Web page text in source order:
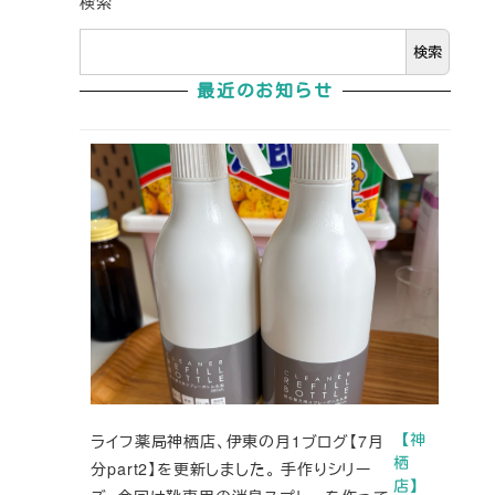
検索
最近のお知らせ
【神
栖
店】
ライフ薬局神栖店、伊東の月1ブログ【7月
分part2】を更新しました。 手作りシリー